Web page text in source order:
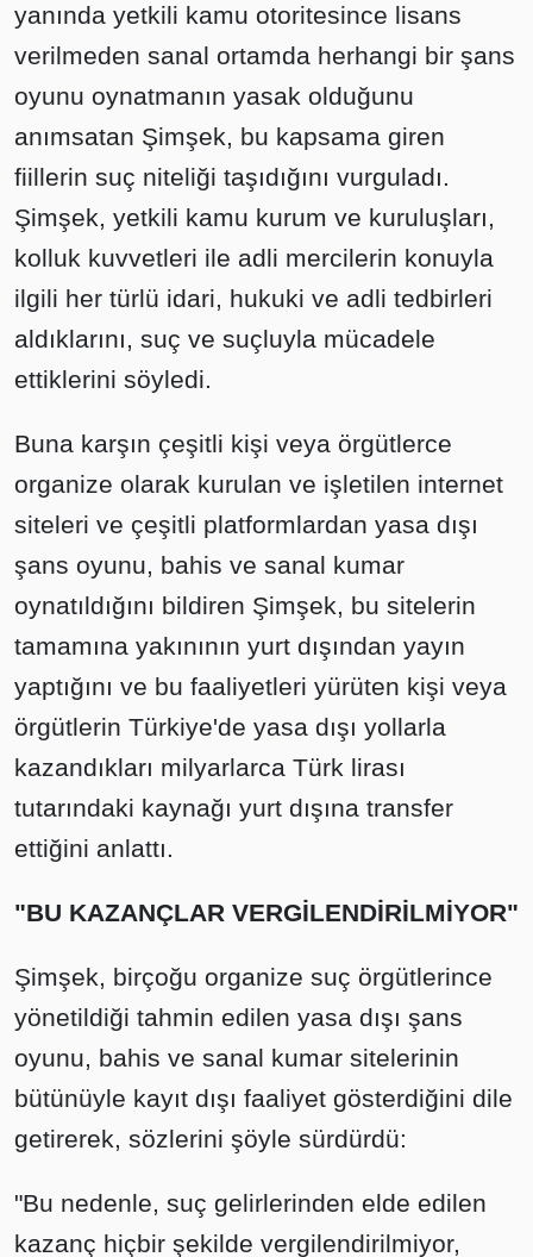
yanında yetkili kamu otoritesince lisans
verilmeden sanal ortamda herhangi bir şans
oyunu oynatmanın yasak olduğunu
anımsatan Şimşek, bu kapsama giren
fiillerin suç niteliği taşıdığını vurguladı.
Şimşek, yetkili kamu kurum ve kuruluşları,
kolluk kuvvetleri ile adli mercilerin konuyla
ilgili her türlü idari, hukuki ve adli tedbirleri
aldıklarını, suç ve suçluyla mücadele
ettiklerini söyledi.
Buna karşın çeşitli kişi veya örgütlerce
organize olarak kurulan ve işletilen internet
siteleri ve çeşitli platformlardan yasa dışı
şans oyunu, bahis ve sanal kumar
oynatıldığını bildiren Şimşek, bu sitelerin
tamamına yakınının yurt dışından yayın
yaptığını ve bu faaliyetleri yürüten kişi veya
örgütlerin Türkiye'de yasa dışı yollarla
kazandıkları milyarlarca Türk lirası
tutarındaki kaynağı yurt dışına transfer
ettiğini anlattı.
"BU KAZANÇLAR VERGİLENDİRİLMİYOR"
Şimşek, birçoğu organize suç örgütlerince
yönetildiği tahmin edilen yasa dışı şans
oyunu, bahis ve sanal kumar sitelerinin
bütünüyle kayıt dışı faaliyet gösterdiğini dile
getirerek, sözlerini şöyle sürdürdü:
"Bu nedenle, suç gelirlerinden elde edilen
kazanç hiçbir şekilde vergilendirilmiyor,